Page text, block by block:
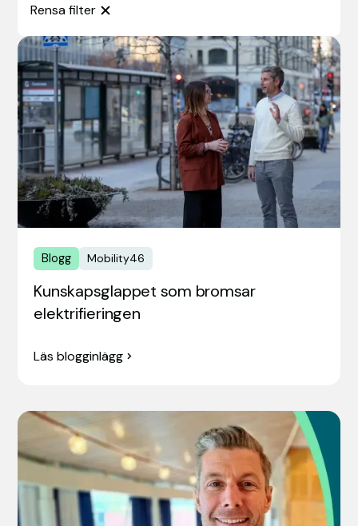
Rensa filter
Blogg Mobility46
Kunskapsglappet som bromsar
elektrifieringen
Läs blogginlägg